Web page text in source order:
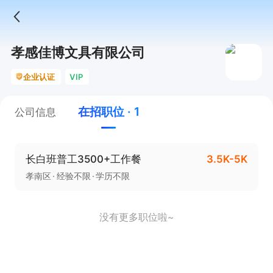
孝感佳博文具有限公司
企业认证 VIP
公司信息 在招职位 · 1
长白班普工3500+工作餐 3.5K-5K
孝南区 经验不限 学历不限
没有更多职位啦~